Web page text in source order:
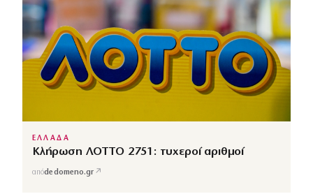
ΕΛΛΑΔΑ
Κλήρωση ΛΟΤΤΟ 2751: τυχεροί αριθμοί
απόdedomeno.gr ↗